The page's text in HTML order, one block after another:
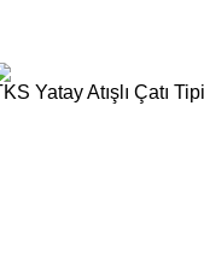
Yatay Atışlı Çatı Tipi